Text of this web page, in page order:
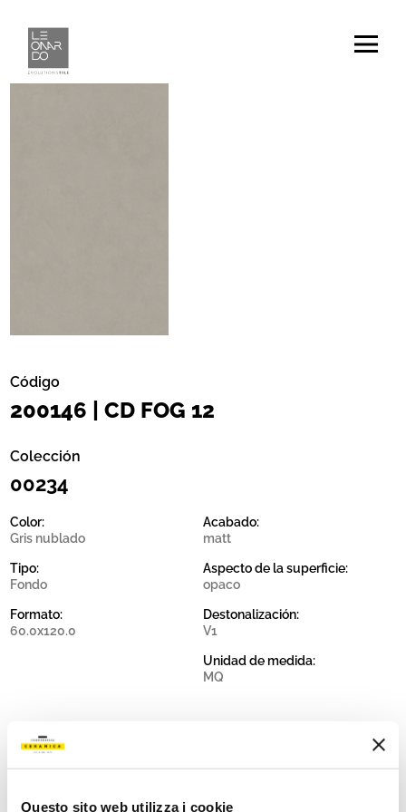
Questo sito web utilizza i cookie
Código
200146 | CD FOG 12
Colección
00234
Color:
Gris nublado
Tipo:
Fondo
Formato:
60.0x120.0
Acabado:
matt
Aspecto de la superficie:
opaco
Destonalización:
V1
Unidad de medida:
MQ